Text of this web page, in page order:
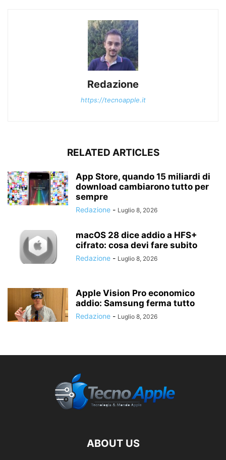
Redazione
https://tecnoapple.it
RELATED ARTICLES
App Store, quando 15 miliardi di
download cambiarono tutto per
sempre
Redazione - Luglio 8, 2026
macOS 28 dice addio a HFS+
cifrato: cosa devi fare subito
Redazione - Luglio 8, 2026
Apple Vision Pro economico
addio: Samsung ferma tutto
Redazione - Luglio 8, 2026
ABOUT US